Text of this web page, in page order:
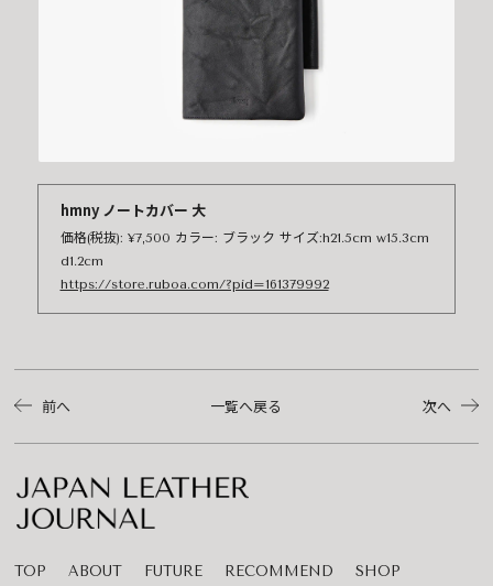
hmny ノートカバー 大
価格(税抜): ¥7,500 カラー: ブラック サイズ:h21.5cm w15.3cm
d1.2cm
https://store.ruboa.com/?pid=161379992
前へ 一覧へ戻る 次へ
TOP ABOUT FUTURE RECOMMEND SHOP